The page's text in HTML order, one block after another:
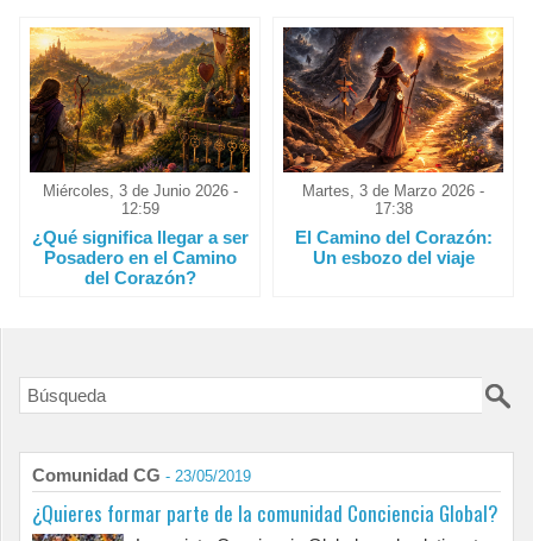
Miércoles, 3 de Junio 2026 -
12:59
¿Qué significa llegar a ser
Posadero en el Camino
del Corazón?
Martes, 3 de Marzo 2026 -
17:38
El Camino del Corazón:
Un esbozo del viaje
Comunidad CG - 23/05/2019
¿Quieres formar parte de la comunidad Conciencia Global?